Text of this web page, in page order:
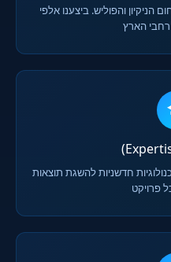
בתחום הניקיון והפוליש. ביצענו אלפי
רחבי הארץ
חדשניות להשגת תוצאות
פרויקט